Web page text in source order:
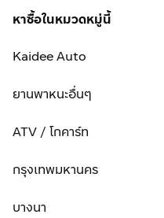
หาซื้อในหมวดหมู่นี้
Kaidee Auto
ยานพาหนะอื่นๆ
ATV / โกคาร์ท
กรุงเทพมหานคร
บางนา